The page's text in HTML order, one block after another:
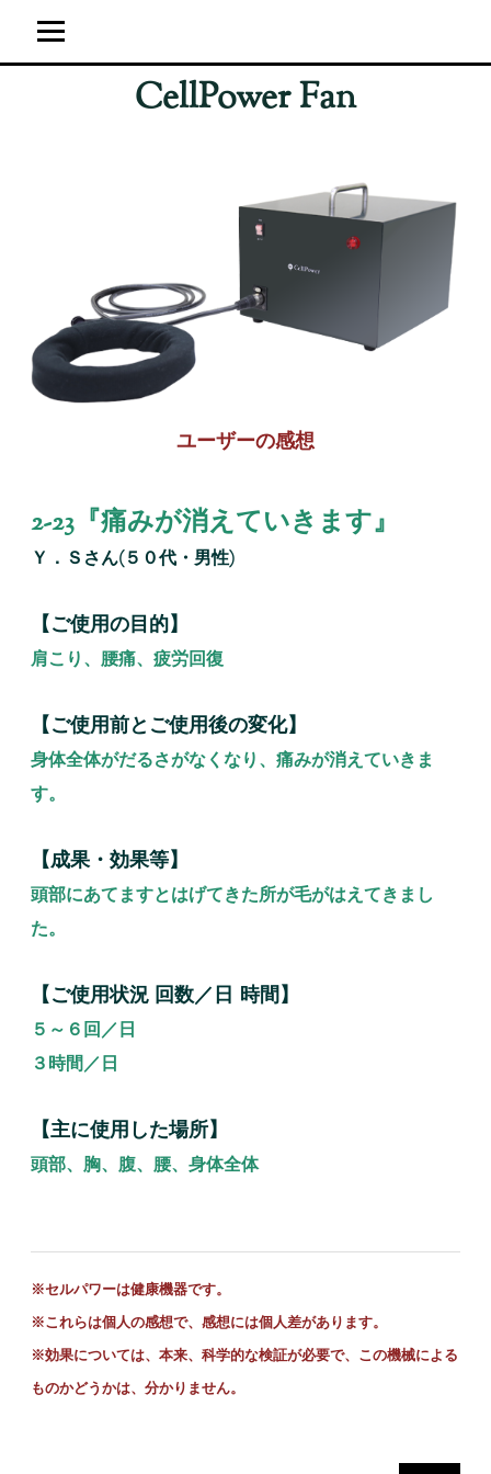
CellPower Fan
ユーザーの感想
2-23『痛みが消えていきます』
Ｙ．Ｓさん(５０代・男性)
【ご使用の目的】
肩こり、腰痛、疲労回復
【ご使用前とご使用後の変化】
身体全体がだるさがなくなり、痛みが消えていきま
す。
【成果・効果等】
頭部にあてますとはげてきた所が毛がはえてきまし
た。
【ご使用状況 回数／日 時間】
５～６回／日
３時間／日
【主に使用した場所】
頭部、胸、腹、腰、身体全体
※セルパワーは健康機器です。
※これらは個人の感想で、感想には個人差があります。
※効果については、本来、科学的な検証が必要で、この機械による
ものかどうかは、分かりません。